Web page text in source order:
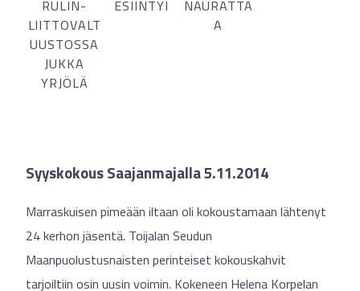
RULIN-
LIITTOVALT
UUSTOSSA
JUKKA
YRJÖLÄ
ESIINTYI
NAURATTA
A
Syyskokous Saajanmajalla 5.11.2014
Marraskuisen pimeään iltaan oli kokoustamaan lähtenyt
24 kerhon jäsentä. Toijalan Seudun
Maanpuolustusnaisten perinteiset kokouskahvit
tarjoiltiin osin uusin voimin. Kokeneen Helena Korpelan